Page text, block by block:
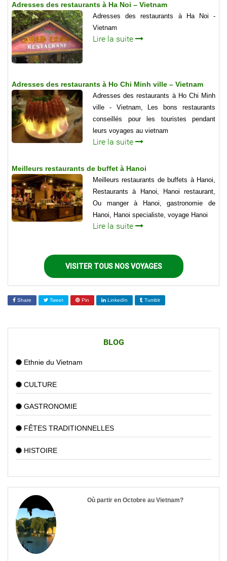
Adresses des restaurants à Ha Noi – Vietnam
Adresses des restaurants à Ha Noi -
Vietnam
Lire la suite
Adresses des restaurants à Ho Chi Minh ville – Vietnam
Adresses des restaurants à Ho Chi Minh
ville - Vietnam, Les bons restaurants
conseillés pour les touristes pendant
leurs voyages au vietnam
Lire la suite
Meilleurs restaurants de buffet à Hanoi
Meilleurs restaurants de buffets à Hanoi,
Restaurants à Hanoi, Hanoi restaurant,
Ou manger à Hanoi, gastronomie de
Hanoi, Hanoi specialiste, voyage Hanoi
Lire la suite
VISITER TOUS NOS VOYAGES
Share Tweet Pin LinkedIn Tumblr
BLOG
Ethnie du Vietnam
CULTURE
GASTRONOMIE
FÊTES TRADITIONNELLES
HISTOIRE
Où partir en Octobre au Vietnam?